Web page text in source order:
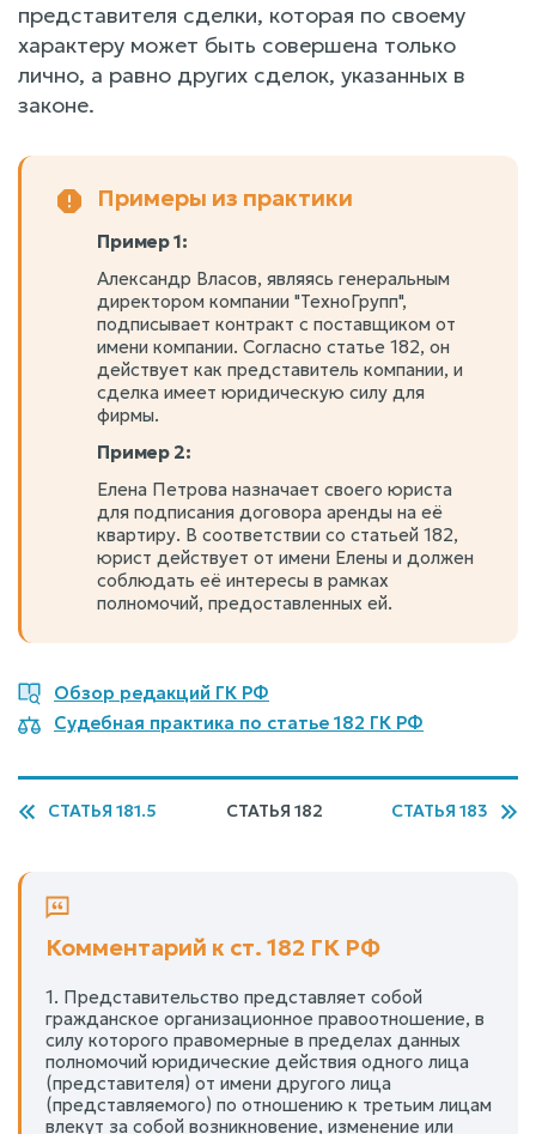
представителя сделки, которая по своему
характеру может быть совершена только
лично, а равно других сделок, указанных в
законе.
Примеры из практики
Пример 1:
Александр Власов, являясь генеральным
директором компании "ТехноГрупп",
подписывает контракт с поставщиком от
имени компании. Согласно статье 182, он
действует как представитель компании, и
сделка имеет юридическую силу для
фирмы.
Пример 2:
Елена Петрова назначает своего юриста
для подписания договора аренды на её
квартиру. В соответствии со статьей 182,
юрист действует от имени Елены и должен
соблюдать её интересы в рамках
полномочий, предоставленных ей.
Обзор редакций ГК РФ
Судебная практика по статье 182 ГК РФ
СТАТЬЯ 181.5 СТАТЬЯ 182 СТАТЬЯ 183
Комментарий к ст. 182 ГК РФ
1. Представительство представляет собой
гражданское организационное правоотношение, в
силу которого правомерные в пределах данных
полномочий юридические действия одного лица
(представителя) от имени другого лица
(представляемого) по отношению к третьим лицам
влекут за собой возникновение, изменение или